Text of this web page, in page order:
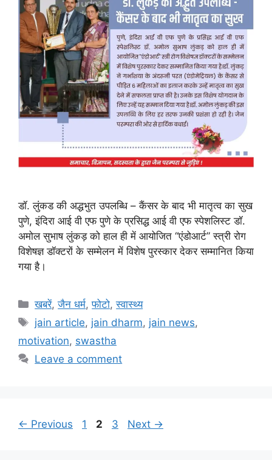
डॉ. लुंकड की अद्धभुत उपलब्धि – कैंसर के बाद भी मातृत्व का सुख
पुणे, इंदिरा आई वी एफ पुणे के प्रसिद्ध आई वी एफ स्पेशलिस्ट डॉ.
अमोल सुभाष लुंकड़ को हाल ही में आयोजित “एंडोआर्ट” स्त्री रोग
विशेषज्ञ डॉक्टरों के सम्मेलन में विशेष पुरस्कार देकर सम्मानित किया
गया है।
Categories
खबरें,जैन धर्म,फोटो,स्वास्थ्य
Tags
jain article, jain dharm, jain news,
motivation, swastha
Leave a comment
← Previous Page
1 Page
2 Page
3 Next →